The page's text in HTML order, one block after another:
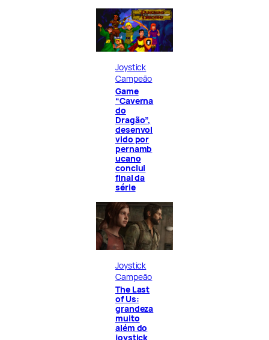
Joystick
Campeão
Game
“Caverna
do
Dragão”,
desenvol
vido por
pernamb
ucano
conclui
final da
série
Joystick
Campeão
The Last
of Us:
grandeza
muito
além do
joystick